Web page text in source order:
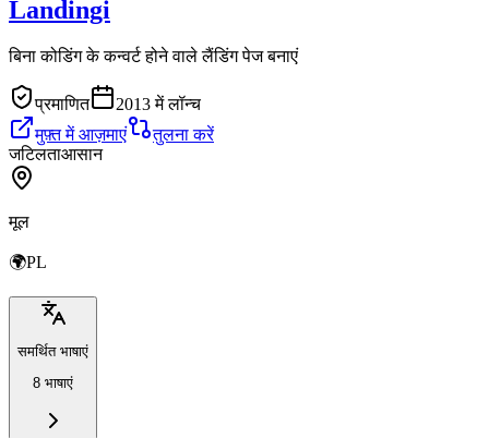
Landingi
बिना कोडिंग के कन्वर्ट होने वाले लैंडिंग पेज बनाएं
प्रमाणित
2013 में लॉन्च
मुफ़्त में आज़माएं
तुलना करें
जटिलताआसान
मूल
🌍PL
समर्थित भाषाएं
8 भाषाएं